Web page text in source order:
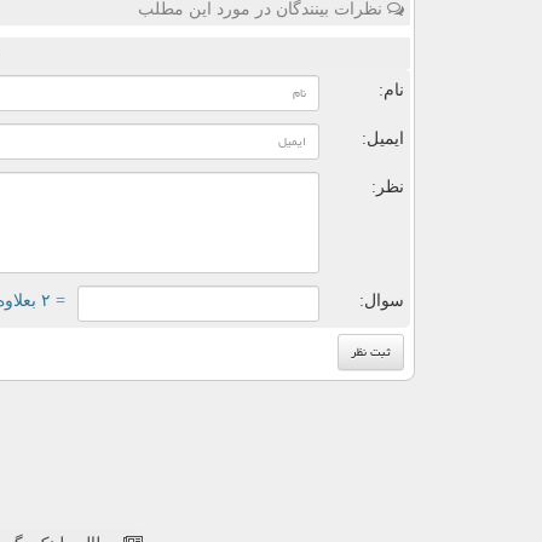
نظرات بینندگان در مورد این مطلب
نام:
ایمیل:
نظر:
سوال: = ۲ بعلاوه ۳